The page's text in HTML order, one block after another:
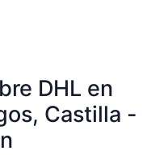
DHL en
Castilla -